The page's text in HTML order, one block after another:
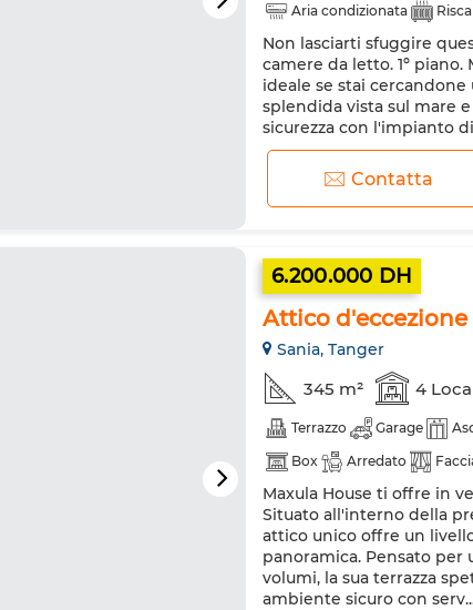
Aria condizionata
Non lasciarti sfuggire
camere da letto. 1º
ideale se stai
splendida vista sul mare
sicurezza con l'impianto
visita per visitare questo...
Contatta
6.200.000 DH
Attico
Sania, Tanger
345 m² 4
Terrazzo Garage
Box
Arredato
Aria condizionata
Cucina attrezzata
Maxula House ti offre in
Situato all'interno della
attico unico offre un
panoramica. Pensato
volumi, la sua terrazza
ambiente sicuro con